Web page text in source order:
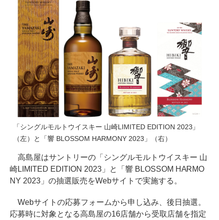
「シングルモルトウイスキー 山崎LIMITED EDITION 2023」
（左）と「響 BLOSSOM HARMONY 2023」（右）
高島屋はサントリーの「シングルモルトウイスキー 山
崎LIMITED EDITION 2023」と「響 BLOSSOM HARMO
NY 2023」の抽選販売をWebサイトで実施する。
Webサイトの応募フォームから申し込み、後日抽選。
応募時に対象となる高島屋の16店舗から受取店舗を指定